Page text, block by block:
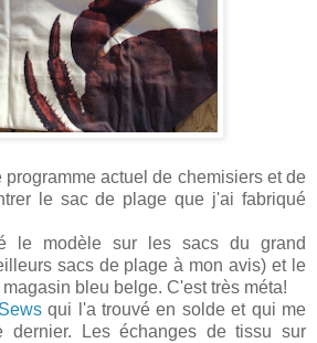
programme actuel de chemisiers et de
le sac de plage que j'ai fabriqué
le modèle sur les sacs du grand
sacs de plage à mon avis) et le
bleu belge. C'est très méta!
qui l'a trouvé en solde et qui me
dernier. Les échanges de tissu sur